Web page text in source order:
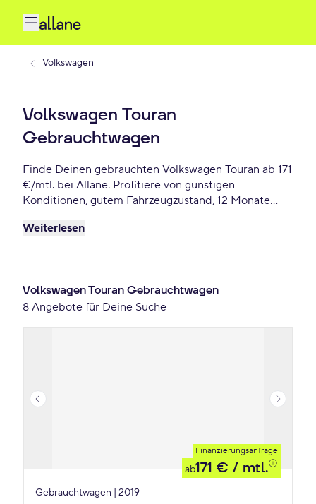
Volkswagen
Volkswagen Touran
Gebrauchtwagen
Finde Deinen gebrauchten Volkswagen Touran ab 171
€/mtl. bei Allane. Profitiere von günstigen
Konditionen, gutem Fahrzeugzustand, 12 Monate
Vorteile. Reserviere Dir Deinen Wunsch-Volkswagen
Weiterlesen
Volkswagen Touran Gebrauchtwagen
8 Angebote für Deine Suche
Finanzierungsanfrage
ab171 € / mtl.
Gebrauchtwagen | 2019